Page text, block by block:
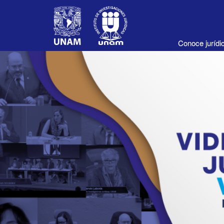
Conoce